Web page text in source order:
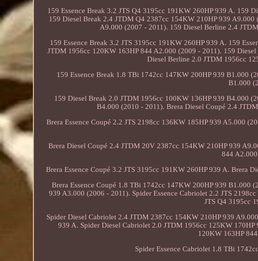
159 Essence Break 3.2 JTS Q4 3195cc 191KW 260HP 939 A. 159
159 Diesel Break 2.4 JTDM Q4 2387cc 154KW 210HP 939
A9.000 (2007 - 2011). 159 Diesel Berline 2.4
159 Essence Break 3.2 JTS 3195cc 191KW 260HP 939 A. 159
JTDM 1956cc 120KW 163HP 844 A2.000 (2009 - 2011). 159
Diesel Berline 2.0 JTDM 1956cc
159 Essence Break 1.8 TBi 1742cc 147KW 200HP 939 B1.000
B1.000
159 Diesel Break 2.0 JTDM 1956cc 100KW 136HP 939 B4.000
B4.000 (2010 - 2011). Brera Diesel Coupé 2.4
Brera Essence Coupé 2.2 JTS 2198cc 136KW 185HP 939 A5.000
Brera Diesel Coupé 2.4 JTDM 20V 2387cc 154KW 210HP 939
844
Brera Essence Coupé 3.2 JTS 3195cc 191KW 260HP 939 A. Brera
Brera Essence Coupé 1.8 TBi 1742cc 147KW 200HP 939
939 A3.000 (2006 - 2011). Spider Essence Cabriolet 2.2 JTS
JTS Q4 3195cc
Spider Diesel Cabriolet 2.4 JTDM 2387cc 154KW 210HP 939
939 A. Spider Diesel Cabriolet 2.0 JTDM 1956cc 125KW
120KW 163HP
Spider Essence Cabriolet 1.8 TBi